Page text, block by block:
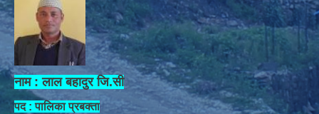
नाम : लाल बहादुर जि.सी
पद : पालिका प्रबक्ता